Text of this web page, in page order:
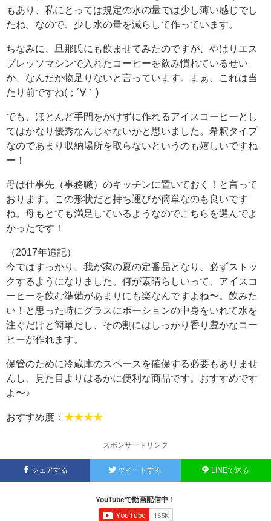
もあり、私にとっては規定の水の量では少し薄い感じでし
たね。なので、少し水の量を減らして作っています。
ちなみに、旦那氏にも飲ませてみたのですが、やはりエス
プレッソマシンで入れたコーヒーを飲み慣れているせい
か、なんだか物足りないと言っています。まぁ、これは当
たり前ですね(；´∀｀)
でも、ほとんど手間をかけずに作れるアイスコーヒーとし
てはかなり優秀なんじゃないかと思いました。希釈タイプ
なのであまり収納場所を取らないというのも嬉しいですね
ー！
母は仕事先（事務職）のキッチンに置いておく！と言って
おります。この形状だと持ち運びが簡単なのも良いです
ね。母もとても満足しているようなのでこちらを選んでよ
かったです！
（2017年追記）
今ではすっかり、我が家の夏の定番品となり、必ずストッ
クするようになりました。何が素晴らしいって、アイスコ
ーヒーを飲む準備があまりにも楽なんですよね〜。飲みた
い！と思った時にグラスにポーションの中身をいれて水を
注ぐだけと簡単だし、その割にはしっかり香り豊かなコー
ヒーが作れます。
保管のために冷蔵庫のスペースを確保する必要もありませ
んし、見た目よりはるかに便利な商品です。おすすめです
よ〜♪
おすすめ度： ★★★★
スポンサードリンク
シェアする ツイートする LINEで送る
YouTubeで動画配信中！